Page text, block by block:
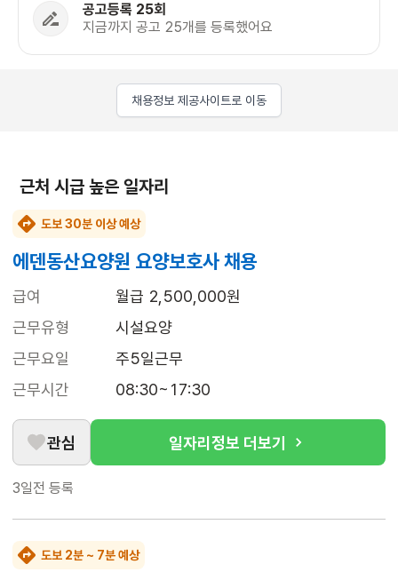
공고등록 25회
지금까지 공고 25개를 등록했어요
채용정보 제공사이트로 이동
근처 시급 높은 일자리
도보 30분 이상 예상
에덴동산요양원 요양보호사 채용
급여
월급 2,500,000원
근무유형
시설요양
근무요일
주5일근무
근무시간
08:30~17:30
관심 일자리정보 더보기
3일전 등록
도보 2분 ~ 7분 예상